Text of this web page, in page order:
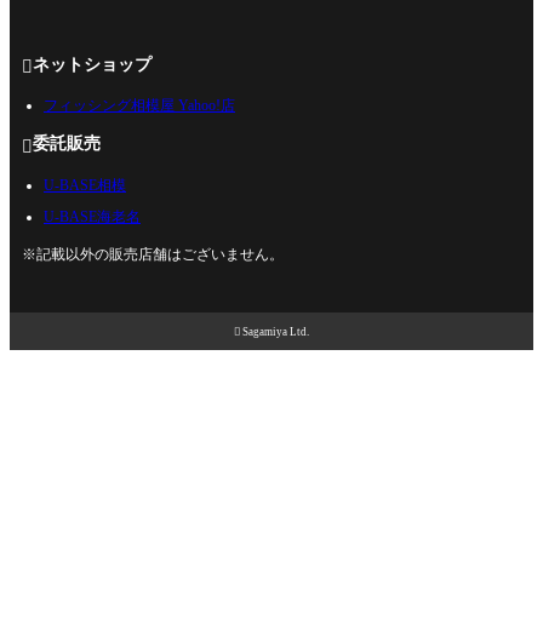
ネットショップ
フィッシング相模屋 Yahoo!店
委託販売
U-BASE相模
U-BASE海老名
※記載以外の販売店舗はございません。
 Sagamiya Ltd.